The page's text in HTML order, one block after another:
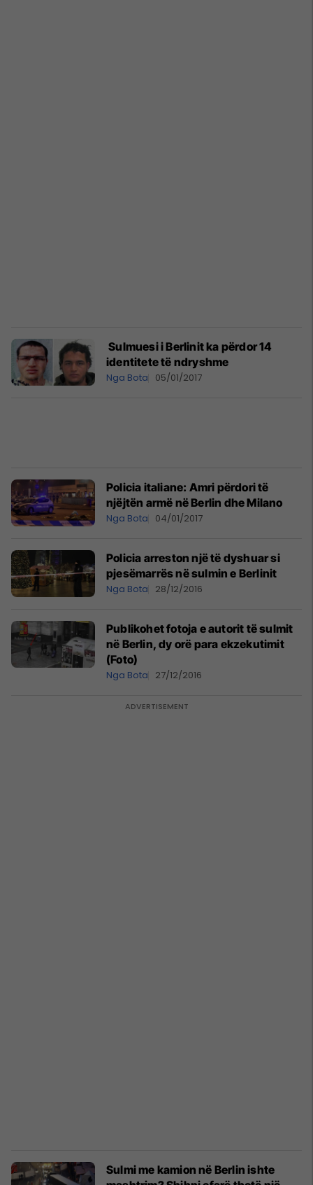
​ Sulmuesi i Berlinit ka përdor 14
identitete të ndryshme
Nga Bota 05/01/2017
Policia italiane: Amri përdori të
njëjtën armë në Berlin dhe Milano
Nga Bota 04/01/2017
Policia arreston një të dyshuar si
pjesëmarrës në sulmin e Berlinit
Nga Bota 28/12/2016
Publikohet fotoja e autorit të sulmit
në Berlin, dy orë para ekzekutimit
(Foto)
Nga Bota 27/12/2016
Sulmi me kamion në Berlin ishte